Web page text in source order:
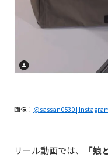
画像： @sassan0530 |
リール動画では、
「